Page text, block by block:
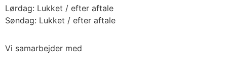
Lørdag: Lukket / efter aftale
Søndag: Lukket / efter aftale
Vi samarbejder med